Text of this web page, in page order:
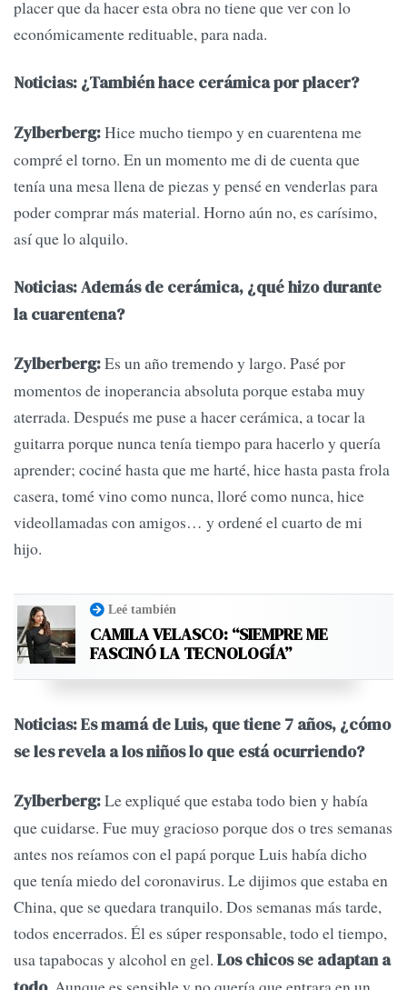
placer que da hacer esta obra no tiene que ver con lo
económicamente redituable, para nada.
Noticias: ¿También hace cerámica por placer?
Zylberberg:Hice mucho tiempo y en cuarentena me
compré el torno. En un momento me di de cuenta que
tenía una mesa llena de piezas y pensé en venderlas para
poder comprar más material. Horno aún no, es carísimo,
así que lo alquilo.
Noticias: Además de cerámica, ¿qué hizo durante
la cuarentena?
Zylberberg:Es un año tremendo y largo. Pasé por
momentos de inoperancia absoluta porque estaba muy
aterrada. Después me puse a hacer cerámica, a tocar la
guitarra porque nunca tenía tiempo para hacerlo y quería
aprender; cociné hasta que me harté, hice hasta pasta frola
casera, tomé vino como nunca, lloré como nunca, hice
videollamadas con amigos… y ordené el cuarto de mi
hijo.
Leé también
CAMILA VELASCO: “SIEMPRE ME
FASCINÓ LA TECNOLOGÍA”
Noticias: Es mamá de Luis, que tiene 7 años, ¿cómo
se les revela a los niños lo que está ocurriendo?
Zylberberg:Le expliqué que estaba todo bien y había
que cuidarse. Fue muy gracioso porque dos o tres semanas
antes nos reíamos con el papá porque Luis había dicho
que tenía miedo del coronavirus. Le dijimos que estaba en
China, que se quedara tranquilo. Dos semanas más tarde,
todos encerrados. Él es súper responsable, todo el tiempo,
usa tapabocas y alcohol en gel. Los chicos se adaptan a